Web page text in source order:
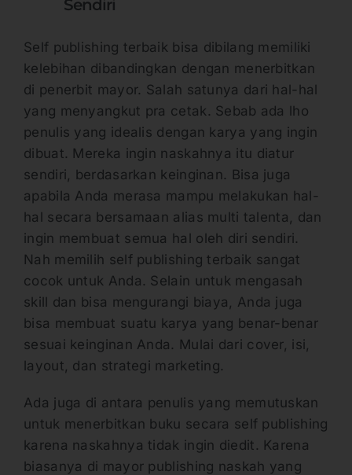
Sendiri
Self publishing terbaik bisa dibilang memiliki
kelebihan dibandingkan dengan menerbitkan
di penerbit mayor. Salah satunya dari hal-hal
yang menyangkut pra cetak. Sebab ada lho
penulis yang idealis dengan karya yang ingin
dibuat. Mereka ingin naskahnya itu diatur
sendiri, berdasarkan keinginan. Bisa juga
apabila Anda merasa mampu melakukan hal-
hal secara bersamaan alias multi talenta, dan
ingin membuat semua hal oleh diri sendiri.
Nah memilih self publishing terbaik sangat
cocok untuk Anda. Selain untuk mengasah
skill dan bisa mengurangi biaya, Anda juga
bisa membuat suatu karya yang benar-benar
sesuai keinginan Anda. Mulai dari cover, isi,
layout, dan strategi marketing.
Ada juga di antara penulis yang memutuskan
untuk menerbitkan buku secara self publishing
karena naskahnya tidak ingin diedit. Karena
biasanya di mayor publishing naskah yang